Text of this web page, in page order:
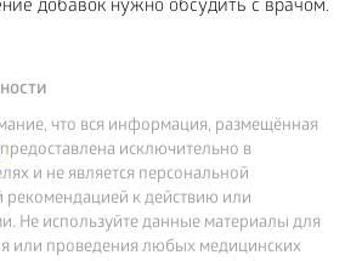
добавок нужно обсудить с врачом.
что вся информация, размещённая
предоставлена исключительно в
и не является персональной
к действию или
Не используйте данные материалы для
или проведения любых медицинских